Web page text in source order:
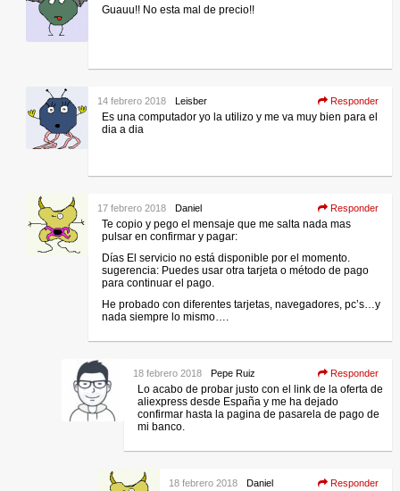
Guauu!! No esta mal de precio!!
Leisber
14 febrero 2018 Responder
Es una computador yo la utilizo y me va muy bien para el
dia a dia
Daniel
17 febrero 2018 Responder
Te copio y pego el mensaje que me salta nada mas
pulsar en confirmar y pagar:
Días El servicio no está disponible por el momento.
sugerencia: Puedes usar otra tarjeta o método de pago
para continuar el pago.
He probado con diferentes tarjetas, navegadores, pc’s…y
nada siempre lo mismo….
Pepe Ruiz
18 febrero 2018 Responder
Lo acabo de probar justo con el link de la oferta de
aliexpress desde España y me ha dejado
confirmar hasta la pagina de pasarela de pago de
mi banco.
Daniel
18 febrero 2018 Responder